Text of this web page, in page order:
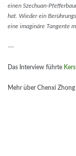
einen Szechuan-
hat. Wieder ein
eine imaginäre Tangente
---
Das Interview führte
Mehr über Chenxi